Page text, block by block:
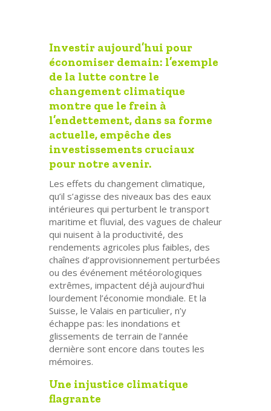
Investir aujourd’hui pour
économiser demain: l’exemple
de la lutte contre le
changement climatique
montre que le frein à
l’endettement, dans sa forme
actuelle, empêche des
investissements cruciaux
pour notre avenir.
Les effets du changement climatique,
qu’il s’agisse des niveaux bas des eaux
intérieures qui perturbent le transport
maritime et fluvial, des vagues de chaleur
qui nuisent à la productivité, des
rendements agricoles plus faibles, des
chaînes d’approvisionnement perturbées
ou des événement météorologiques
extrêmes, impactent déjà aujourd’hui
lourdement l’économie mondiale. Et la
Suisse, le Valais en particulier, n’y
échappe pas: les inondations et
glissements de terrain de l’année
dernière sont encore dans toutes les
mémoires.
Une injustice climatique
flagrante